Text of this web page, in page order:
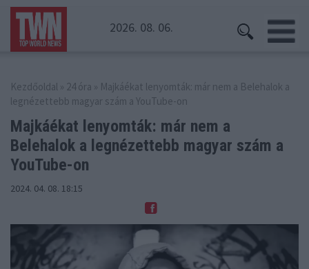
2026. 08. 06.
Kezdőoldal » 24 óra » Majkáékat lenyomták: már nem a Belehalok a
legnézettebb magyar szám a YouTube-on
Majkáékat lenyomták: már nem a
Belehalok a legnézettebb magyar szám a
YouTube-on
2024. 04. 08. 18:15